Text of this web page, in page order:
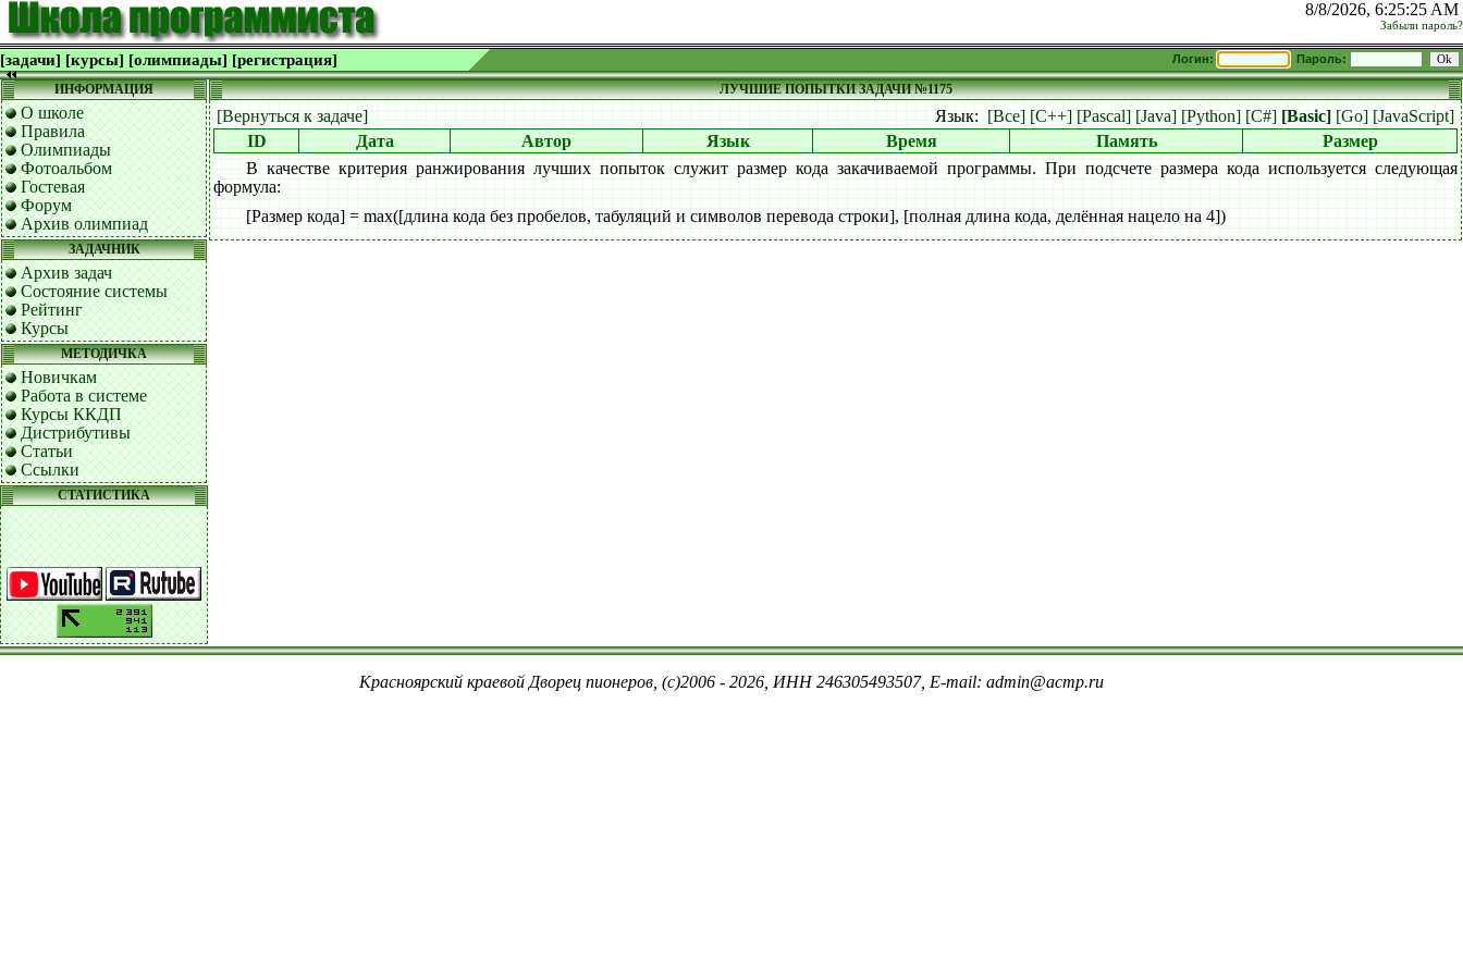
8/8/2026, 6:25:25 AM
Забыли пароль?
[задачи] [курсы] [олимпиады] [регистрация] Логин: Пароль:
ИНФОРМАЦИЯ
О школе
Правила
Олимпиады
Фотоальбом
Гостевая
Форум
Архив олимпиад
ЗАДАЧНИК
Архив задач
Состояние системы
Рейтинг
Курсы
МЕТОДИЧКА
Новичкам
Работа в системе
Курсы ККДП
Дистрибутивы
Статьи
Ссылки
СТАТИСТИКА
ЛУЧШИЕ ПОПЫТКИ ЗАДАЧИ №1175
[Вернуться к задаче] Язык:[Все] [C++] [Pascal] [Java] [Python] [C#] [Basic] [Go] [JavaScript]
ID
Дата Автор Язык Время Память
Размер
В качестве критерия ранжирования лучших попыток служит размер кода закачиваемой программы. При подсчете размера кода используется следующая
формула:
[Размер кода] = max([длина кода без пробелов, табуляций и символов перевода строки], [полная длина кода, делённая нацело на 4])
Красноярский краевой Дворец пионеров, (c)2006 - 2026, ИНН 246305493507, E-mail: admin@acmp.ru